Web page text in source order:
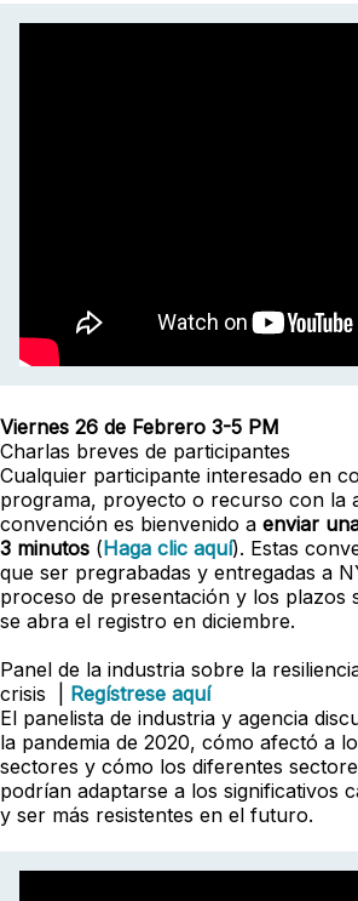
Viernes 26 de Febrero 3-5 PM
Charlas breves de participantes
Cualquier participante interesado en
programa, proyecto o recurso con la
convención es bienvenido a enviar
3 minutos (Haga clic aquí). Estas
que ser pregrabadas y entregadas a
proceso de presentación y los plazos
se abra el registro en diciembre.
Panel de la industria sobre la
crisis
Regístrese aquí
El panelista de industria y agencia
la pandemia de 2020, cómo afectó a
sectores y cómo los diferentes
podrían adaptarse a los significativos
y ser más resistentes en el futuro.